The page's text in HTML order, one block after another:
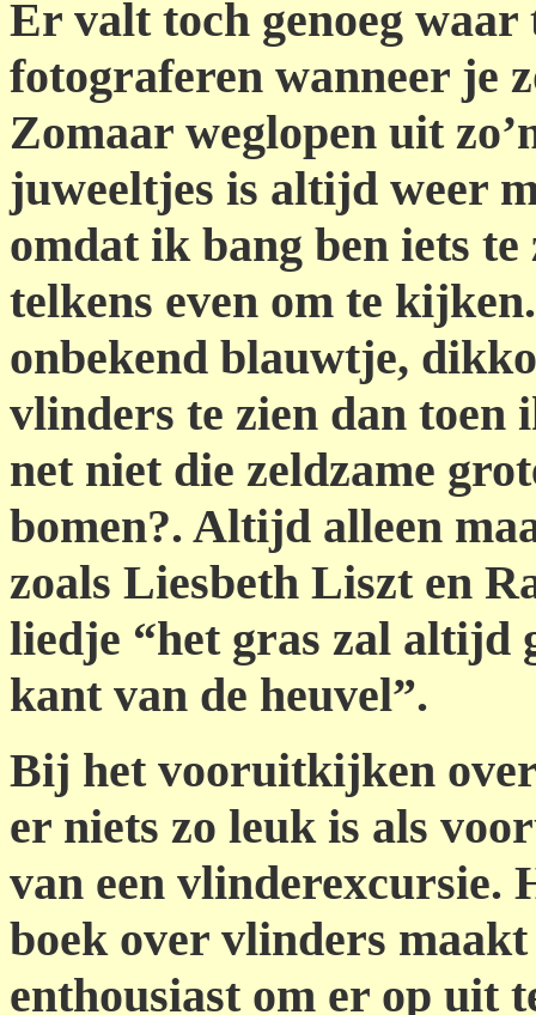
Er valt toch genoeg waar
fotograferen wanneer je
Zomaar weglopen uit
juweeltjes is altijd weer
omdat ik bang ben iets
telkens even om te
onbekend blauwtje,
vlinders te zien dan toen
net niet die zeldzame
bomen?. Altijd alleen
zoals Liesbeth Liszt en
liedje “het gras zal altijd
kant van de heuvel”.
Bij het vooruitkijken
er niets zo leuk is als
van een vlinderexcursie.
boek over vlinders
enthousiast om er op uit